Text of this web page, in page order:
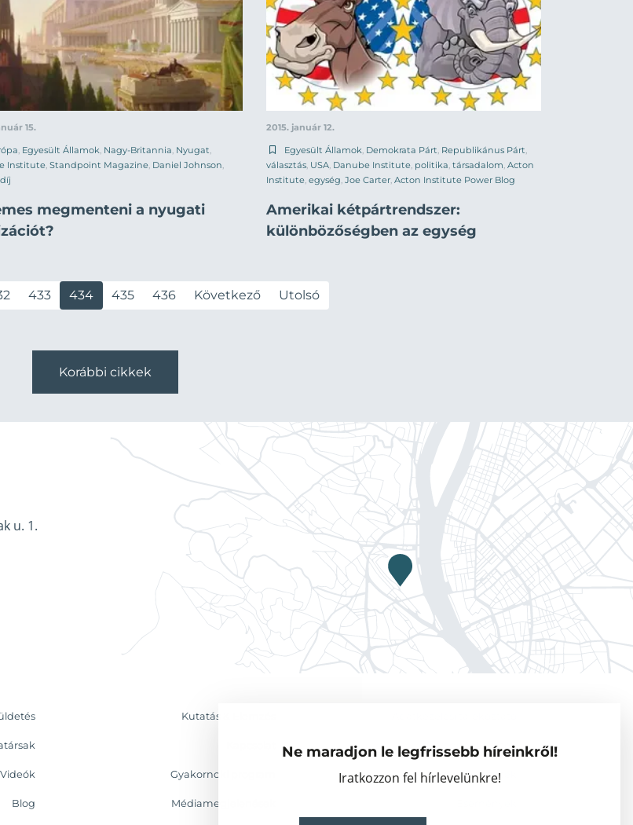
Ne maradjon le legfrissebb híreinkről!
Iratkozzon fel hírlevelünkre!
15.
Egyesült Államok Nagy-Britannia Nyugat
Institute Standpoint Magazine Daniel Johnson
megmenteni a nyugati
2015. január 12.
Egyesült Államok Demokrata Párt Republikánus Párt
választás USA Danube Institute politika társadalom Acton
Institute egység Joe Carter Acton Institute Power Blog
Amerikai kétpártrendszer:
különbözőségben az egység
433 434 435 436 Következő Utolsó
Korábbi cikkek
u. 1.
Kutatás & Elemzés
Vendégkutatók
Videók Gyakornoki program Partnerszervezetek
Blog Médiamegjelenések